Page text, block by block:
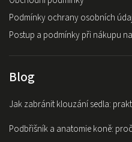
Podmínky ochrany osobních
Postup a podmínky při nákupu
Blog
Jak zabránit klouzání sedla:
Podbřišník a anatomie koně: